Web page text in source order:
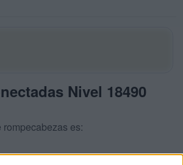
Nivel 18490
es: